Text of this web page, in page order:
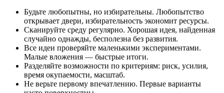
Будьте любопытны, но избирательны. Любопытство
открывает двери, избирательность экономит ресурсы.
Сканируйте среду регулярно. Хорошая идея, найденная
случайно однажды, бесполезна без развития.
Все идеи проверяйте маленькими экспериментами.
Малые вложения — быстрые итоги.
Разделяйте возможности по критериям: риск, усилия,
время окупаемости, масштаб.
Не верьте первому впечатлению. Первые варианты